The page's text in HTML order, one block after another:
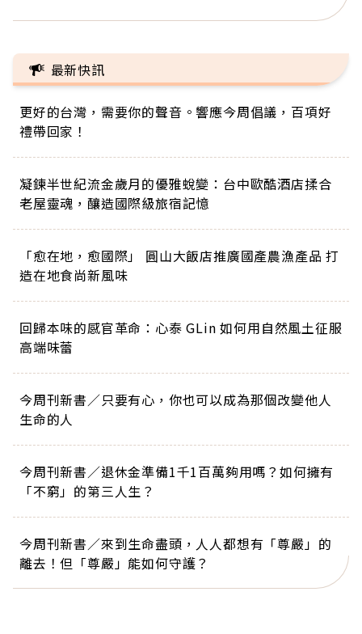
最新快訊
更好的台灣，需要你的聲音。響應今周倡議，百項好
禮帶回家！
凝鍊半世紀流金歲月的優雅蛻變：台中歐酷酒店揉合
老屋靈魂，釀造國際級旅宿記憶
「愈在地，愈國際」 圓山大飯店推廣國產農漁產品 打
造在地食尚新風味
回歸本味的感官革命：心泰 GLin 如何用自然風土征服
高端味蕾
今周刊新書／只要有心，你也可以成為那個改變他人
生命的人
今周刊新書／退休金準備1千1百萬夠用嗎？如何擁有
「不窮」的第三人生？
今周刊新書／來到生命盡頭，人人都想有「尊嚴」的
離去！但「尊嚴」能如何守護？